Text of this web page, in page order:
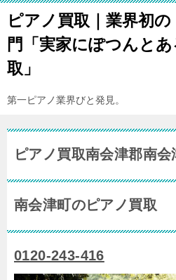
ピアノ買取｜業界初
門「実家にぽつんと
取」
第一ピアノ業界びと発見。
ピアノ買取南会津郡南会
南会津町のピアノ買取
0120-243-416